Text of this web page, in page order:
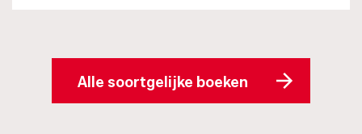
Alle soortgelijke boeken